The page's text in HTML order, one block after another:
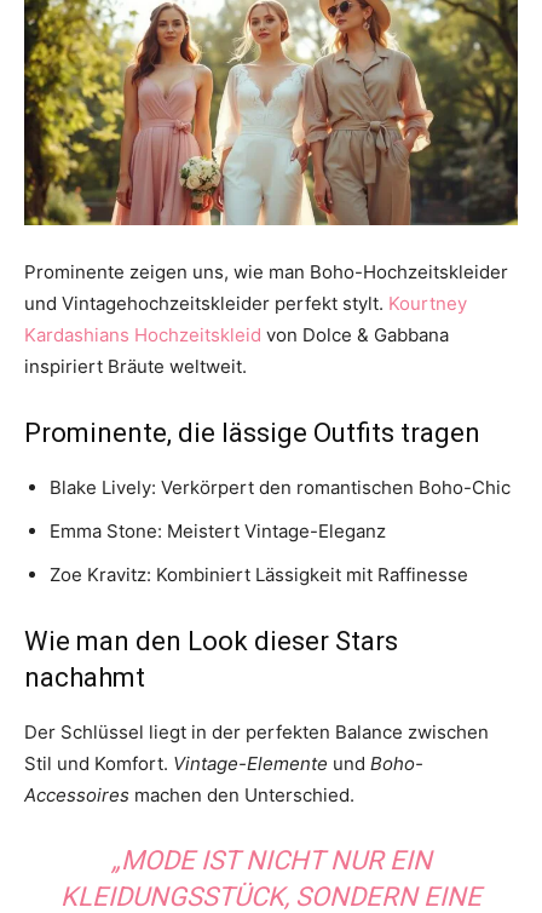
Prominente zeigen uns, wie man Boho-Hochzeitskleider
und Vintagehochzeitskleider perfekt stylt. Kourtney
Kardashians Hochzeitskleid von Dolce & Gabbana
inspiriert Bräute weltweit.
Prominente, die lässige Outfits tragen
Blake Lively: Verkörpert den romantischen Boho-Chic
Emma Stone: Meistert Vintage-Eleganz
Zoe Kravitz: Kombiniert Lässigkeit mit Raffinesse
Wie man den Look dieser Stars
nachahmt
Der Schlüssel liegt in der perfekten Balance zwischen
Stil und Komfort. Vintage-Elemente und Boho-
Accessoires machen den Unterschied.
„MODE IST NICHT NUR EIN
KLEIDUNGSSTÜCK, SONDERN EINE